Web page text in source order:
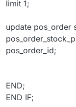
limit 1;
update pos_order
pos_order_id;
END;
END IF;